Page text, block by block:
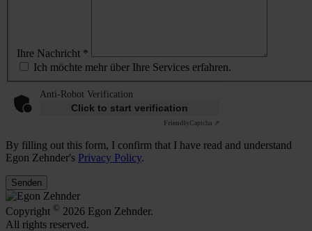
Ihre Nachricht *
Ich möchte mehr über Ihre Services erfahren.
Anti-Robot Verification
Click to start verification
FriendlyCaptcha ⇗
By filling out this form, I confirm that I have read and understand
Egon Zehnder's Privacy Policy.
Senden
Copyright © 2026 Egon Zehnder.
All rights reserved.